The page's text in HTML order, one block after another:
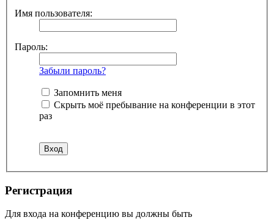
Имя пользователя:
Пароль:
Забыли пароль?
Запомнить меня
Скрыть моё пребывание на конференции в этот
раз
Регистрация
Для входа на конференцию вы должны быть